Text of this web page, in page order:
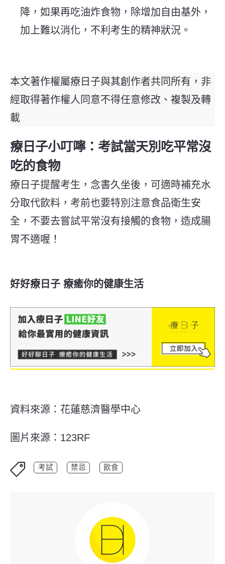
降，如果再吃油炸食物，除增加自由基外，
加上難以消化，不利考生的精神狀況。
本文著作權屬療日子與其創作者共同所有，非
經取得著作權人同意不得任意修改、複製及轉
載
療日子小叮嚀：考試當天別吃平常沒
吃的食物
療日子提醒考生，念書久坐後，可適時補充水
分取代飲料，考前也要特別注意食品衛生安
全，不要去嘗試平常沒有接觸的食物，造成腸
胃不適喔！
好好療日子 療癒你的健康生活
資料來源：花蓮慈濟醫學中心
圖片來源：123RF
考試 禁忌 飲食